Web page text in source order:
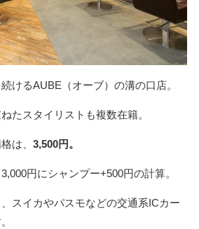
けるAUBE（オーブ）の溝の口店。
たスタイリストも複数在籍。
は、 3,500円。
円にシャンプー+500円の計算。
スイカやパスモなどの交通系ICカー